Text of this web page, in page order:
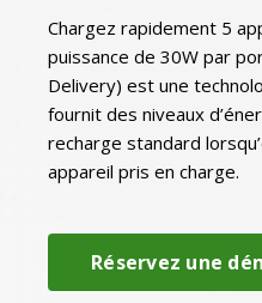
Chargez rapidement 5
puissance de 30W par
Delivery) est une
fournit des niveaux
recharge standard
appareil pris en charge.
Réservez une